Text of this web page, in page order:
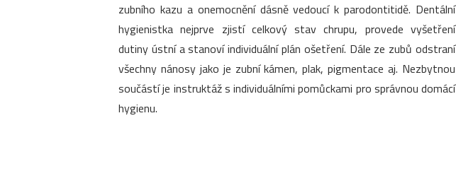
zubního kazu a onemocnění dásně vedoucí k parodontitidě. Dentální
hygienistka nejprve zjistí celkový stav chrupu, provede vyšetření
dutiny ústní a stanoví individuální plán ošetření. Dále ze zubů odstraní
všechny nánosy jako je zubní kámen, plak, pigmentace aj. Nezbytnou
součástí je instruktáž s individuálními pomůckami pro správnou domácí
hygienu.